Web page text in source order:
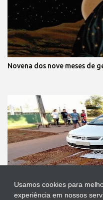
Usamos cookies para
experiência em nossos
Novena dos nove meses de
Protestante destrói tapete
se revoltam